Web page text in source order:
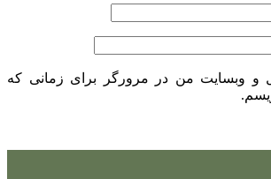
و وبسایت من در مرورگر برای زمانی که